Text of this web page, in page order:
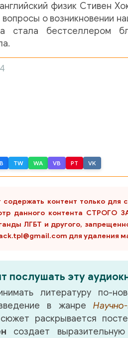
физик Стивен
о возникновении
стала бестселлером
TW WA VB PT VK
контент только для
данного контента СТРОГО
ЛГБТ и другого,
для удаления
послушать эту
литературу по-
в жанре
раскрывается
создает